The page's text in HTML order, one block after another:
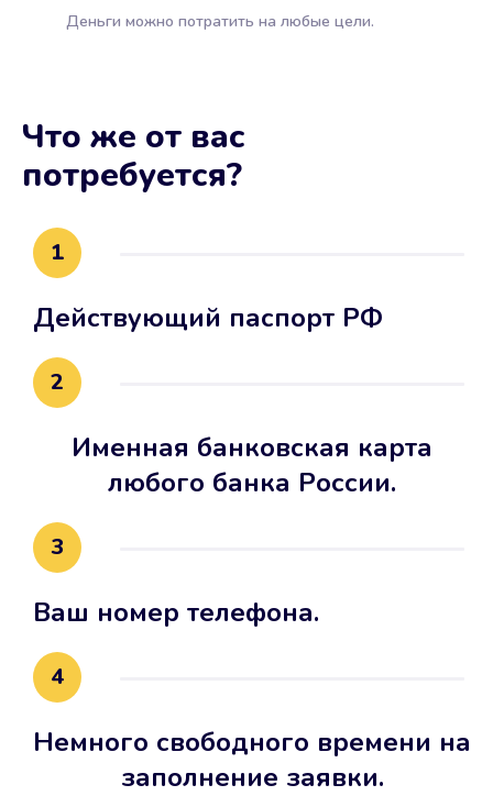
Деньги можно потратить на любые цели.
Что же от вас
потребуется?
1
Действующий паспорт РФ
2
Именная банковская карта
любого банка России.
3
Ваш номер телефона.
4
Немного свободного времени на
заполнение заявки.